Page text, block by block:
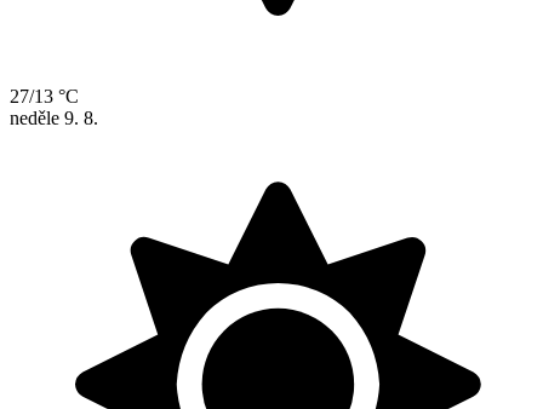
27/13 °C
neděle 9. 8.